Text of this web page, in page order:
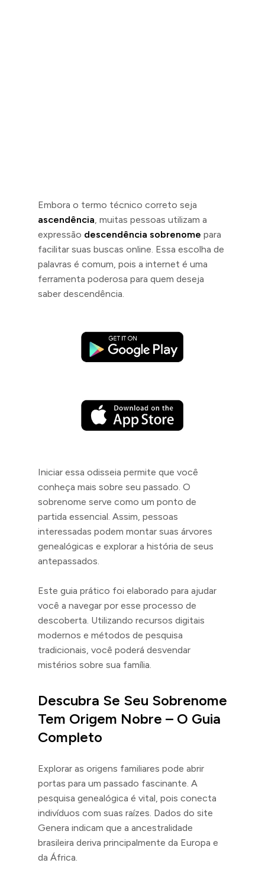
Embora o termo técnico correto seja
ascendência, muitas pessoas utilizam a
expressão descendência sobrenome para
facilitar suas buscas online. Essa escolha de
palavras é comum, pois a internet é uma
ferramenta poderosa para quem deseja
saber descendência.
Iniciar essa odisseia permite que você
conheça mais sobre seu passado. O
sobrenome serve como um ponto de
partida essencial. Assim, pessoas
interessadas podem montar suas árvores
genealógicas e explorar a história de seus
antepassados.
Este guia prático foi elaborado para ajudar
você a navegar por esse processo de
descoberta. Utilizando recursos digitais
modernos e métodos de pesquisa
tradicionais, você poderá desvendar
mistérios sobre sua família.
Descubra Se Seu Sobrenome
Tem Origem Nobre – O Guia
Completo
Explorar as origens familiares pode abrir
portas para um passado fascinante. A
pesquisa genealógica é vital, pois conecta
indivíduos com suas raízes. Dados do site
Genera indicam que a ancestralidade
brasileira deriva principalmente da Europa e
da África.